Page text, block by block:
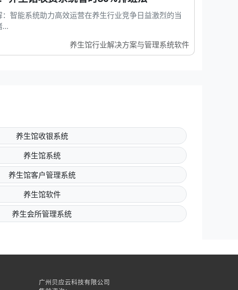
智能系统助力高效运营在养生行业竞争日益激烈的当
...
养生馆行业解决方案与管理系统软件
养生馆收银系统
养生馆系统
养生馆客户管理系统
养生馆软件
养生会所管理系统
广州贝应云科技有限公司